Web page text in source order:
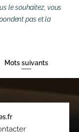
le souhaitez, vous
pas et la
Mots suivants